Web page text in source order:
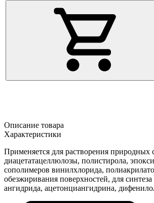
Описание товара
Характеристики
Применяется для растворения природных
диацетатацеллюлозы, полистирола,
сополимеров винилхлорида,
обезжиривания поверхностей, для синтеза
ангидрида, ацетонциангидрина,